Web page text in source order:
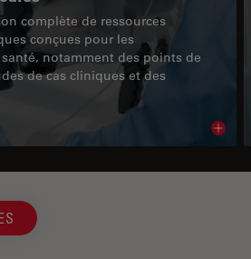
complète de ressources
conçues pour les
notamment des points de
de cas cliniques et des